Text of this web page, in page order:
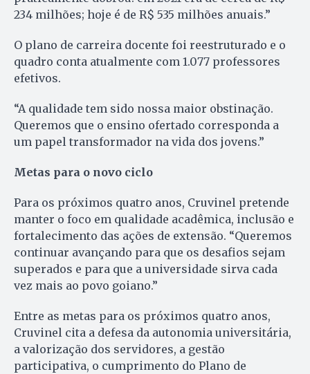
234 milhões; hoje é de R$ 535 milhões anuais.”
O plano de carreira docente foi reestruturado e o
quadro conta atualmente com 1.077 professores
efetivos.
“A qualidade tem sido nossa maior obstinação.
Queremos que o ensino ofertado corresponda a
um papel transformador na vida dos jovens.”
Metas para o novo ciclo
Para os próximos quatro anos, Cruvinel pretende
manter o foco em qualidade acadêmica, inclusão e
fortalecimento das ações de extensão. “Queremos
continuar avançando para que os desafios sejam
superados e para que a universidade sirva cada
vez mais ao povo goiano.”
Entre as metas para os próximos quatro anos,
Cruvinel cita a defesa da autonomia universitária,
a valorização dos servidores, a gestão
participativa, o cumprimento do Plano de